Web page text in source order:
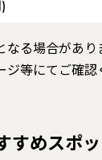
なる場合があり
ジ等にてご確認
すめスポッ